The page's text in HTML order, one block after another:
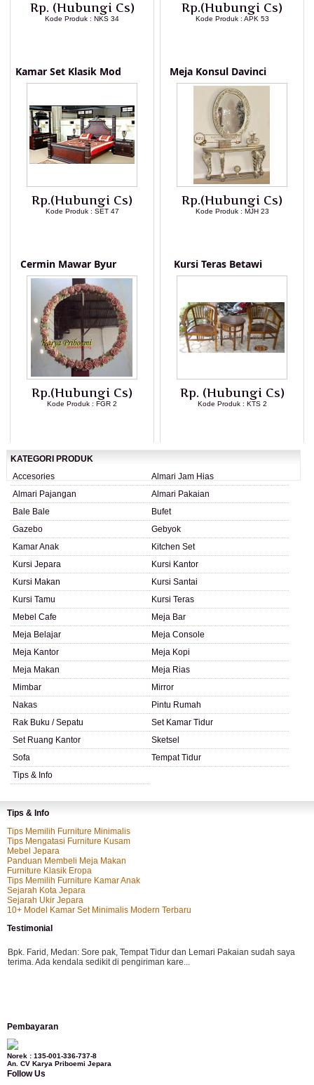
Rp. (Hubungi Cs)
Kode Produk : NKS 34
Rp.(Hubungi Cs)
Kode Produk : APK 53
Kamar Set Klasik Mod
Rp.(Hubungi Cs)
Kode Produk : SET 47
Meja Konsul Davinci
Rp.(Hubungi Cs)
Kode Produk : MJH 23
Cermin Mawar Byur
Rp.(Hubungi Cs)
Kode Produk : FGR 2
Kursi Teras Betawi
Rp. (Hubungi Cs)
Kode Produk : KTS 2
KATEGORI PRODUK
Accesories
Almari Jam Hias
Almari Pajangan
Almari Pakaian
Bale Bale
Bufet
Gazebo
Gebyok
Kamar Anak
Kitchen Set
Kursi Jepara
Kursi Kantor
Kursi Makan
Kursi Santai
Kursi Tamu
Kursi Teras
Mebel Cafe
Meja Bar
Meja Belajar
Meja Console
Meja Kantor
Meja Kopi
Meja Makan
Meja Rias
Mimbar
Mirror
Nakas
Pintu Rumah
Rak Buku / Sepatu
Set Kamar Tidur
Set Ruang Kantor
Sketsel
Sofa
Tempat Tidur
Tips & Info
Tips & Info
Tips Memilih Furniture Minimalis
Tips Mengatasi Furniture Kusam
Mebel Jepara
Panduan Membeli Meja Makan
Furniture Klasik Eropa
Tips Memilih Furniture Kamar Anak
Sejarah Kota Jepara
Sejarah Ukir Jepara
10+ Model Kamar Set Minimalis Modern Terbaru
Testimonial
Bpk. Farid, Medan: Sore pak, Tempat Tidur dan Lemari Pakaian sudah saya
terima. Ada kendala sedikit di pengiriman kare...
kursi teras saya sudah saya terima dan p...
Pembayaran
Norek : 135-001-336-737-8
An. CV Karya Priboemi Jepara
Follow Us